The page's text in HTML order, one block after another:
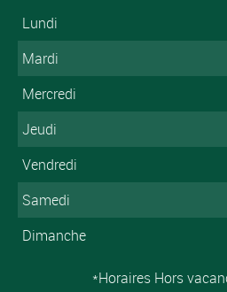
Lundi
Mardi
Mercredi
Jeudi
Vendredi
Samedi
Dimanche
*Horaires Hors